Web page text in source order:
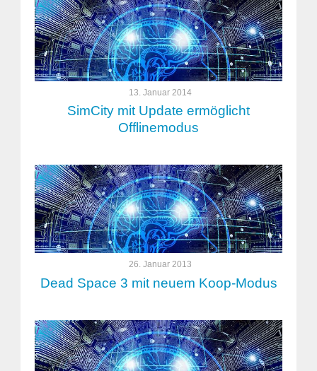
13. Januar 2014
SimCity mit Update ermöglicht
Offlinemodus
26. Januar 2013
Dead Space 3 mit neuem Koop-Modus